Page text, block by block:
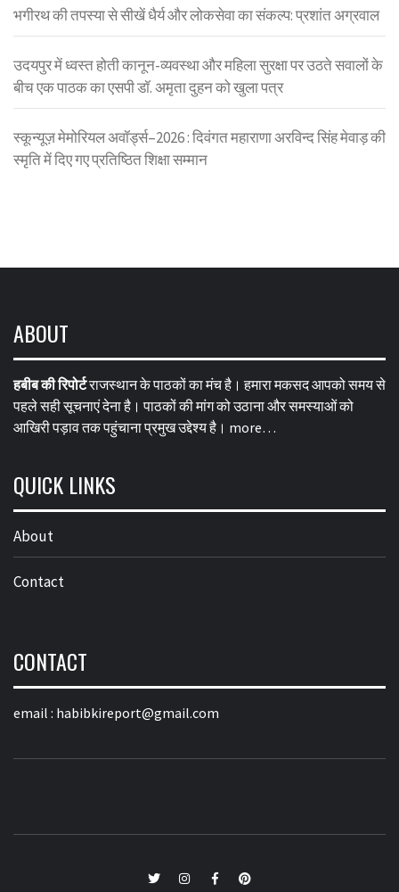
भगीरथ की तपस्या से सीखें धैर्य और लोकसेवा का संकल्प: प्रशांत अग्रवाल
उदयपुर में ध्वस्त होती कानून-व्यवस्था और महिला सुरक्षा पर उठते सवालों के
बीच एक पाठक का एसपी डॉ. अमृता दुहन को खुला पत्र
स्कून्यूज़ मेमोरियल अवॉर्ड्स–2026 : दिवंगत महाराणा अरविन्द सिंह मेवाड़ की
स्मृति में दिए गए प्रतिष्ठित शिक्षा सम्मान
ABOUT
हबीब की रिपोर्टराजस्थान के पाठकों का मंच है। हमारा मकसद आपको समय से
पहले सही सूचनाएं देना है। पाठकों की मांग को उठाना और समस्याओं को
आखिरी पड़ाव तक पहुंचाना प्रमुख उद्देश्य है। more…
QUICK LINKS
About
Contact
CONTACT
email : habibkireport@gmail.com
twitterInstagramFacebookPinterest